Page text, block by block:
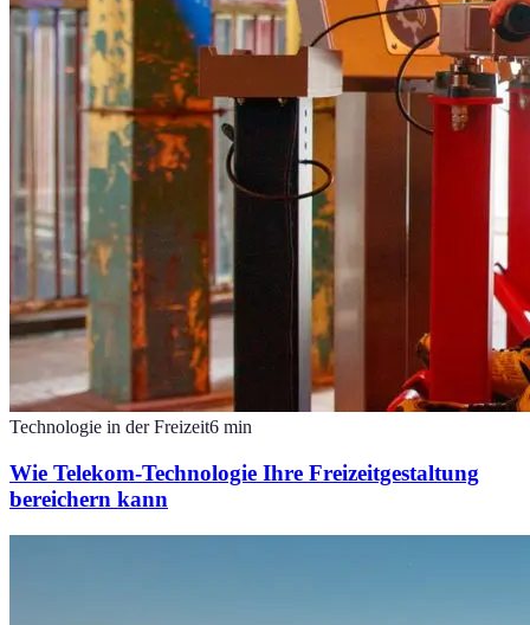
Technologie in der Freizeit6 min
Wie Telekom-Technologie Ihre Freizeitgestaltung
bereichern kann